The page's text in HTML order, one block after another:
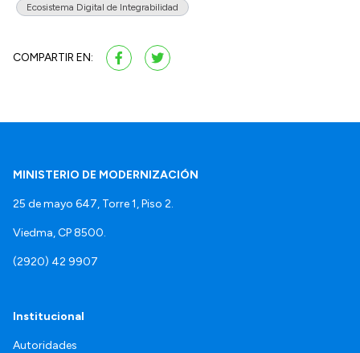
Ecosistema Digital de Integrabilidad
COMPARTIR EN:
MINISTERIO DE MODERNIZACIÓN
25 de mayo 647, Torre 1, Piso 2.
Viedma, CP 8500.
(2920) 42 9907
Institucional
Autoridades